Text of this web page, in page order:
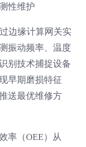
性维护
边缘计算网关实
振动频率、温度
别技术捕捉设备
早期磨损特征
送最优维修方
率（OEE）从